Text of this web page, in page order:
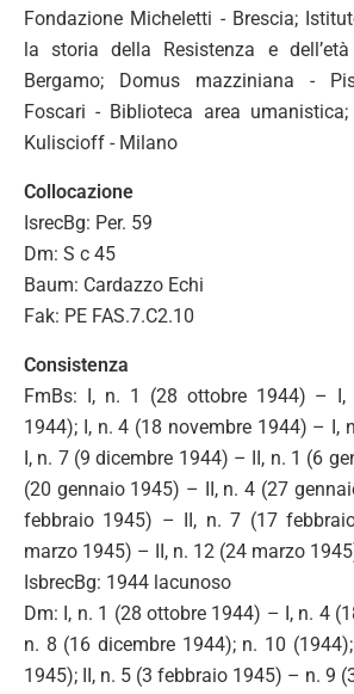
Fondazione Micheletti - Brescia;
la storia della Resistenza e
Bergamo; Domus mazziniana -
Foscari - Biblioteca area
Kuliscioff - Milano
Collocazione
IsrecBg: Per. 59
Dm: S c 45
Baum: Cardazzo Echi
Fak: PE FAS.7.C2.10
Consistenza
FmBs: I, n. 1 (28 ottobre 1944) – I,
1944); I, n. 4 (18 novembre 1944) – I,
I, n. 7 (9 dicembre 1944) – II, n. 1 (6
(20 gennaio 1945) – II, n. 4 (27
febbraio 1945) – II, n. 7 (17
marzo 1945) – II, n. 12 (24 marzo
IsbrecBg: 1944 lacunoso
Dm: I, n. 1 (28 ottobre 1944) – I, n. 4
n. 8 (16 dicembre 1944); n. 10
1945); II, n. 5 (3 febbraio 1945) – n. 9